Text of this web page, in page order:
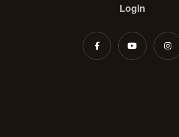
Login